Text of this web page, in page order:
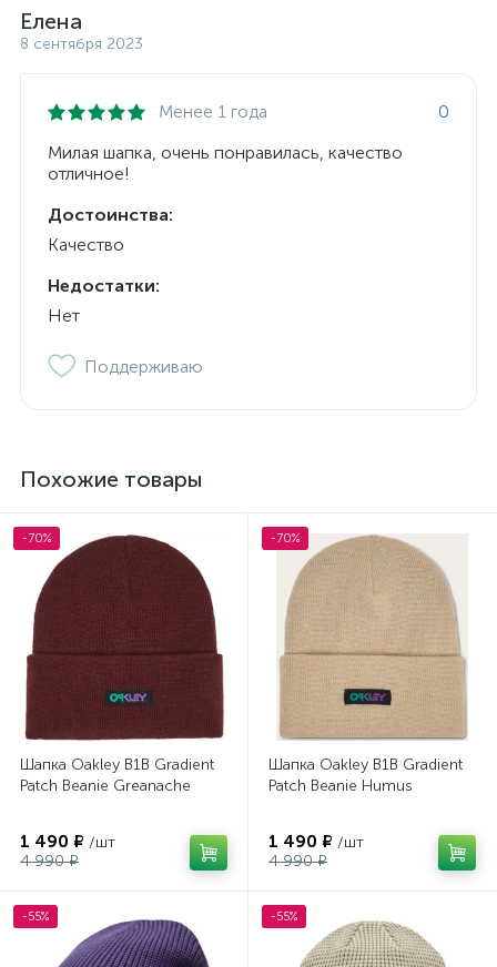
Елена
8 сентября 2023
Менее 1 года
0
Милая шапка, очень понравилась, качество
отличное!
Достоинства:
Качество
Недостатки:
Нет
Поддерживаю
Похожие товары
-70%
Шапка Oakley B1B Gradient
Patch Beanie Greanache
1 490 ₽ /шт
4 990 ₽
-70%
Шапка Oakley B1B Gradient
Patch Beanie Humus
1 490 ₽ /шт
4 990 ₽
-55% -55%